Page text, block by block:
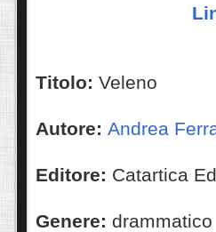
Titolo: Veleno
Autore: Andrea
Editore: Catartica
Genere: drammatico